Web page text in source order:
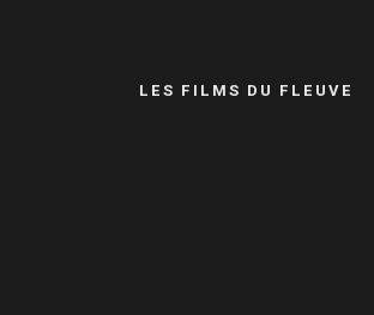
LES FILMS DU FLEUVE